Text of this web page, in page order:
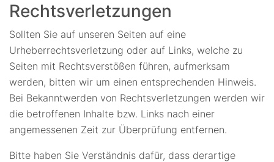
Rechtsverletzungen
Sollten Sie auf unseren Seiten auf eine
Urheberrechtsverletzung oder auf Links, welche zu
Seiten mit Rechtsverstößen führen, aufmerksam
werden, bitten wir um einen entsprechenden Hinweis.
Bei Bekanntwerden von Rechtsverletzungen werden wir
die betroffenen Inhalte bzw. Links nach einer
angemessenen Zeit zur Überprüfung entfernen.
Bitte haben Sie Verständnis dafür, dass derartige